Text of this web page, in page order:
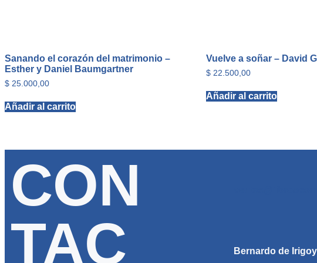
Sanando el corazón del matrimonio –
Esther y Daniel Baumgartner
$ 25.000,00
Añadir al carrito
Vuelve a soñar – David
$ 22.500,00
Añadir al carrito
CON
TAC
Bernardo de